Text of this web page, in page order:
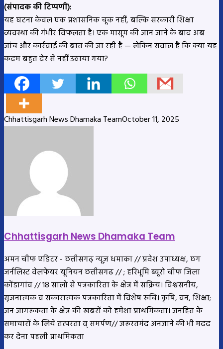
(संपादक की टिप्पणी):
यह घटना केवल एक प्रशासनिक चूक नहीं, बल्कि सरकारी शिक्षा
व्यवस्था की गंभीर विफलता है। एक मासूम की जान जाने के बाद अब
जांच और कार्रवाई की बात की जा रही है — लेकिन सवाल है कि क्या यह
कदम बहुत देर से नहीं उठाया गया?
Chhattisgarh News Dhamaka TeamOctober 11, 2025
Chhattisgarh News Dhamaka Team
अमन चीफ एडिटर - छत्तीसगढ़ न्यूज़ धमाका // प्रदेश उपाध्यक्ष, छग
जर्नलिस्ट वेलफेयर यूनियन छत्तीसगढ // ; हरिभूमि ब्यूरो चीफ जिला
कोंडागांव // 18 सालो से पत्रकारिता के क्षेत्र में सक्रिय। विश्वसनीय,
सृजनात्मक व सकारात्मक पत्रकारिता में विशेष रूचि। कृषि, वन, शिक्षा;
जन जागरूकता के क्षेत्र की खबरों को हमेशा प्राथमिकता। जनहित के
समाचारों के लिये तत्परता व् समर्पण// जरूरतमंद अनजाने की भी मदद
कर देना पहली प्राथमिकता